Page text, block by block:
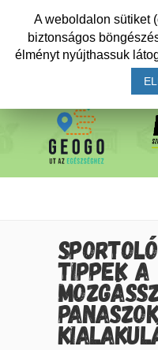
TIPPEK A
PANASZOK
A weboldalon sütiket
biztonságos
élményt nyújthassuk